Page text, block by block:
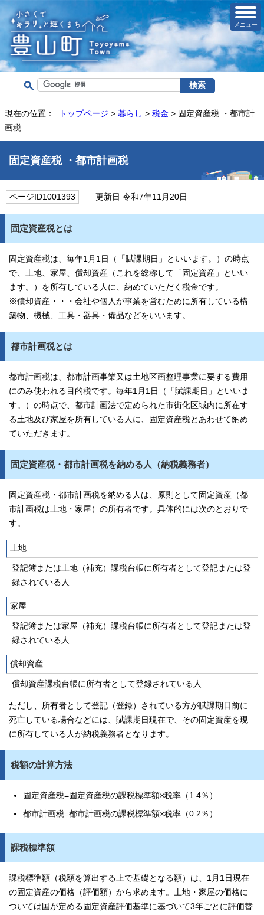
メニュー
現在の位置： トップページ > 暮らし > 税金 > 固定資産税 ・都市計
画税
固定資産税 ・都市計画税
ページID1001393 更新日 令和7年11月20日
固定資産税とは
固定資産税は、毎年1月1日（「賦課期日」といいます。）の時点
で、土地、家屋、償却資産（これを総称して「固定資産」といい
ます。）を所有している人に、納めていただく税金です。
※償却資産・・・会社や個人が事業を営むために所有している構
築物、機械、工具・器具・備品などをいいます。
都市計画税とは
都市計画税は、都市計画事業又は土地区画整理事業に要する費用
にのみ使われる目的税です。毎年1月1日（「賦課期日」といいま
す。）の時点で、都市計画法で定められた市街化区域内に所在す
る土地及び家屋を所有している人に、固定資産税とあわせて納め
ていただきます。
固定資産税・都市計画税を納める人（納税義務者）
固定資産税・都市計画税を納める人は、原則として固定資産（都
市計画税は土地・家屋）の所有者です。具体的には次のとおりで
す。
土地
登記簿または土地（補充）課税台帳に所有者として登記または登
録されている人
家屋
登記簿または家屋（補充）課税台帳に所有者として登記または登
録されている人
償却資産
償却資産課税台帳に所有者として登録されている人
ただし、所有者として登記（登録）されている方が賦課期日前に
死亡している場合などには、賦課期日現在で、その固定資産を現
に所有している人が納税義務者となります。
税額の計算方法
固定資産税=固定資産税の課税標準額×税率（1.4％）
都市計画税=都市計画税の課税標準額×税率（0.2％）
課税標準額
課税標準額（税額を算出する上で基礎となる額）は、1月1日現在
の固定資産の価格（評価額）から求めます。土地・家屋の価格に
ついては国が定める固定資産評価基準に基づいて3年ごとに評価替